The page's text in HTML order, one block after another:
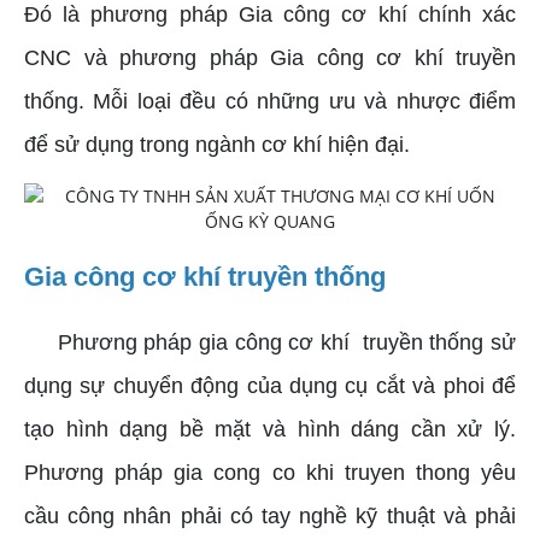
Đó là phương pháp Gia công cơ khí chính xác
CNC và phương pháp Gia công cơ khí truyền
thống. Mỗi loại đều có những ưu và nhược điểm
để sử dụng trong ngành cơ khí hiện đại.
Gia công cơ khí truyền thống
Phương pháp gia công cơ khí truyền thống sử
dụng sự chuyển động của dụng cụ cắt và phoi để
tạo hình dạng bề mặt và hình dáng cần xử lý.
Phương pháp gia cong co khi truyen thong yêu
cầu công nhân phải có tay nghề kỹ thuật và phải